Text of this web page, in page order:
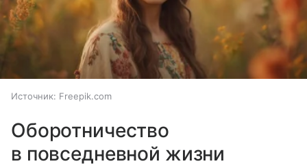
Источник: Freepik.com
Оборотничество
в повседневной жизни